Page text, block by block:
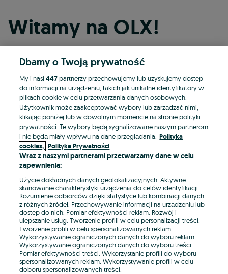
Witamy na OLX!
Kontynuuj przez Facebooka
Kontynuuj przez konto Apple
Kontynuuj przez konto Google
LUB
E-mail
Hasło
Dbamy o Twoją prywatność
My i nasi447partnerzy przechowujemy lub uzyskujemy dostęp
do informacji na urządzeniu, takich jak unikalne identyfikatory w
plikach cookie w celu przetwarzania danych osobowych.
Użytkownik może zaakceptować wybory lub zarządzać nimi,
klikając poniżej lub w dowolnym momencie na stronie polityki
prywatności. Te wybory będą sygnalizowane naszym partnerom
i nie będą miały wpływu na dane przeglądania. Polityka
cookies, Polityka Prywatności
Wraz z naszymi partnerami przetwarzamy dane w celu
zapewnienia:
Użycie dokładnych danych geolokalizacyjnych. Aktywne
skanowanie charakterystyki urządzenia do celów identyfikacji.
Rozumienie odbiorców dzięki statystyce lub kombinacji danych
z różnych źródeł. Przechowywanie informacji na urządzeniu lub
dostęp do nich. Pomiar efektywności reklam. Rozwój i
ulepszanie usług. Tworzenie profili w celu personalizacji treści.
Tworzenie profili w celu spersonalizowanych reklam.
Wykorzystywanie ograniczonych danych do wyboru reklam.
Wykorzystywanie ograniczonych danych do wyboru treści.
Pomiar efektywności treści. Wykorzystanie profili do wyboru
spersonalizowanych reklam. Wykorzystywanie profili w celu
doboru spersonalizowanych treści.